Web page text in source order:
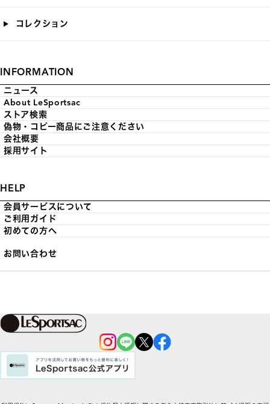
コレクション
INFORMATION
ニュース
About LeSportsac
ストア検索
偽物・コピー商品にご注意ください
会社概要
採用サイト
HELP
会員サービスについて
ご利用ガイド
初めての方へ
お問い合わせ